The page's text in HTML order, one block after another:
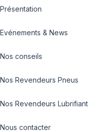
Présentation
Evénements & News
Nos conseils
Nos Revendeurs Pneus
Nos Revendeurs Lubrifiant
Nous contacter